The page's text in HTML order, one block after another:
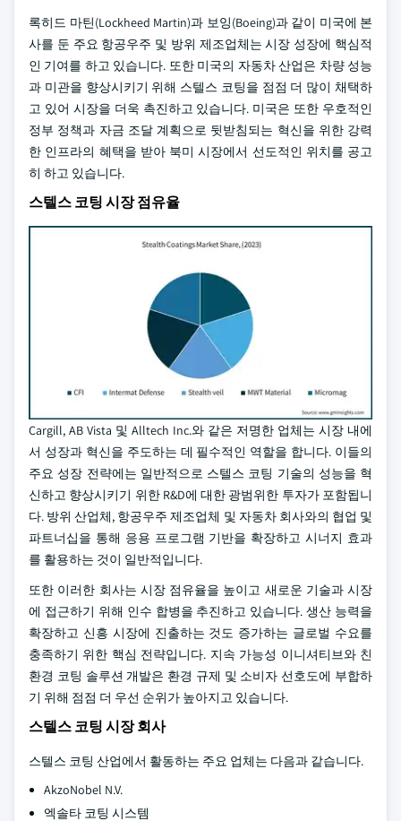
록히드 마틴(Lockheed Martin)과 보잉(Boeing)과 같이 미국에 본
사를 둔 주요 항공우주 및 방위 제조업체는 시장 성장에 핵심적
인 기여를 하고 있습니다. 또한 미국의 자동차 산업은 차량 성능
과 미관을 향상시키기 위해 스텔스 코팅을 점점 더 많이 채택하
고 있어 시장을 더욱 촉진하고 있습니다. 미국은 또한 우호적인
정부 정책과 자금 조달 계획으로 뒷받침되는 혁신을 위한 강력
한 인프라의 혜택을 받아 북미 시장에서 선도적인 위치를 공고
히 하고 있습니다.
스텔스 코팅 시장 점유율
Cargill, AB Vista 및 Alltech Inc.와 같은 저명한 업체는 시장 내에
서 성장과 혁신을 주도하는 데 필수적인 역할을 합니다. 이들의
주요 성장 전략에는 일반적으로 스텔스 코팅 기술의 성능을 혁
신하고 향상시키기 위한 R&D에 대한 광범위한 투자가 포함됩니
다. 방위 산업체, 항공우주 제조업체 및 자동차 회사와의 협업 및
파트너십을 통해 응용 프로그램 기반을 확장하고 시너지 효과
를 활용하는 것이 일반적입니다.
또한 이러한 회사는 시장 점유율을 높이고 새로운 기술과 시장
에 접근하기 위해 인수 합병을 추진하고 있습니다. 생산 능력을
확장하고 신흥 시장에 진출하는 것도 증가하는 글로벌 수요를
충족하기 위한 핵심 전략입니다. 지속 가능성 이니셔티브와 친
환경 코팅 솔루션 개발은 환경 규제 및 소비자 선호도에 부합하
기 위해 점점 더 우선 순위가 높아지고 있습니다.
스텔스 코팅 시장 회사
스텔스 코팅 산업에서 활동하는 주요 업체는 다음과 같습니다.
AkzoNobel N.V.
엑솔타 코팅 시스템